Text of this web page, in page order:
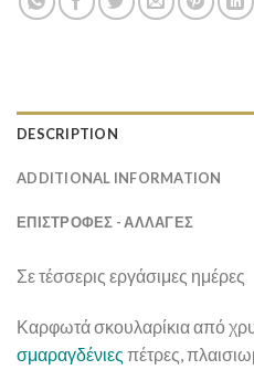
DESCRIPTION
ADDITIONAL INFORMATION
ΕΠΙΣΤΡΟΦΕΣ - ΑΛΛΑΓΕΣ
Σε τέσσερις εργάσιμες ημέρες
Καρφωτά σκουλαρίκια από
σμαραγδένιες πέτρες,